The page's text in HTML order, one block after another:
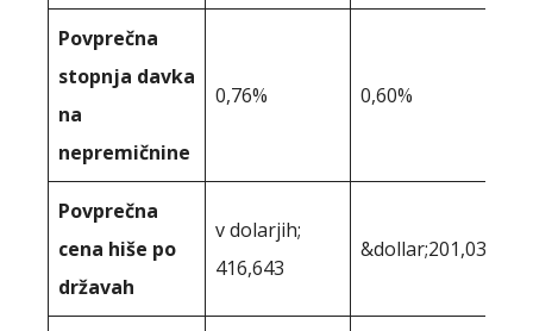
Povprečna
stopnja davka
na
nepremičnine
0,76% 0,60%
Povprečna
cena hiše po
državah
v dolarjih;
416,643
&dollar;201,033